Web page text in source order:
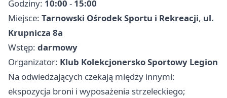
Godziny: 10:00 - 15:00
Miejsce: Tarnowski Ośrodek Sportu i Rekreacji, ul.
Krupnicza 8a
Wstęp: darmowy
Organizator: Klub Kolekcjonersko Sportowy Legion
Na odwiedzających czekają między innymi:
ekspozycja broni i wyposażenia strzeleckiego;